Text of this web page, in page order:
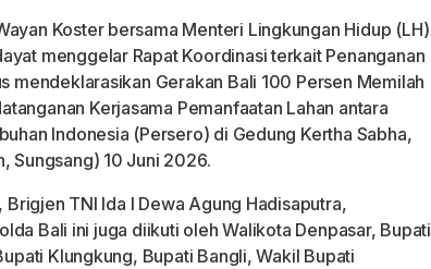
Koster bersama Menteri Lingkungan Hidup (LH)
menggelar Rapat Koordinasi terkait Penanganan
mendeklarasikan Gerakan Bali 100 Persen Memilah
Kerjasama Pemanfaatan Lahan antara
Indonesia (Persero) di Gedung Kertha Sabha,
Sungsang) 10 Juni 2026.
TNI Ida I Dewa Agung Hadisaputra,
Bali ini juga diikuti oleh Walikota Denpasar, Bupati
Klungkung, Bupati Bangli, Wakil Bupati